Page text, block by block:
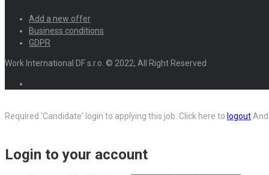
Add a new offer
Business conditions
GDPR
Work International DF s.r.o. © 2022, All Right Reserved
Required 'Candidate' login to applying this job. Click here to logout
Login to your account